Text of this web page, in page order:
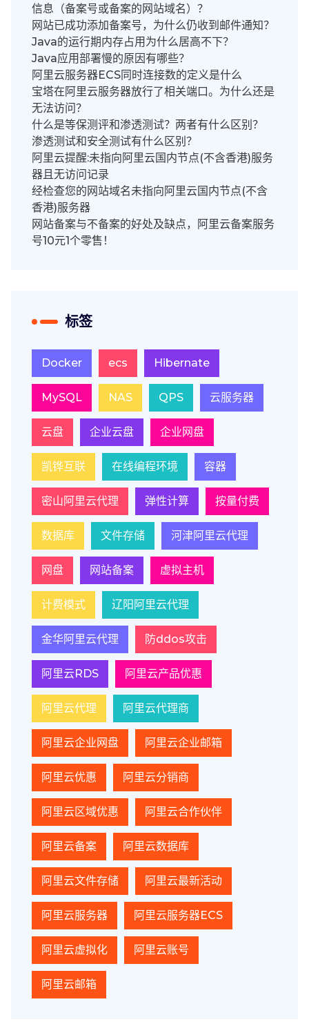
信息（备案号或备案的网站域名）？
网站已成功添加备案号，为什么仍收到邮件通知？
Java的运行期内存占用为什么居高不下？
Java应用部署慢的原因有哪些？
阿里云服务器ECS同时连接数的定义是什么
宝塔在阿里云服务器放行了相关端口。为什么还是
无法访问？
什么是等保测评和渗透测试？两者有什么区别？
渗透测试和安全测试有什么区别？
阿里云提醒:未指向阿里云国内节点(不含香港)服务
器且无访问记录
经检查您的网站域名未指向阿里云国内节点(不含
香港)服务器
网站备案与不备案的好处及缺点，阿里云备案服务
号10元1个零售！
标签
Docker ecs Hibernate
MySQL NAS QPS 云服务器
云盘 企业云盘 企业网盘
凯铧互联 在线编程环境 容器
密山阿里云代理 弹性计算 按量付费
数据库 文件存储 河津阿里云代理
网盘 网站备案 虚拟主机
计费模式 辽阳阿里云代理
金华阿里云代理 防ddos攻击
阿里云RDS 阿里云产品优惠
阿里云代理 阿里云代理商
阿里云企业网盘 阿里云企业邮箱
阿里云优惠 阿里云分销商
阿里云区域优惠 阿里云合作伙伴
阿里云备案 阿里云数据库
阿里云文件存储 阿里云最新活动
阿里云服务器 阿里云服务器ECS
阿里云虚拟化 阿里云账号
阿里云邮箱